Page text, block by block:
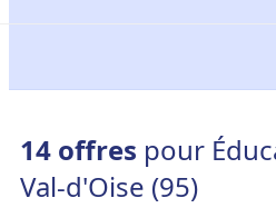
14 offres pour
Val-d'Oise (95)